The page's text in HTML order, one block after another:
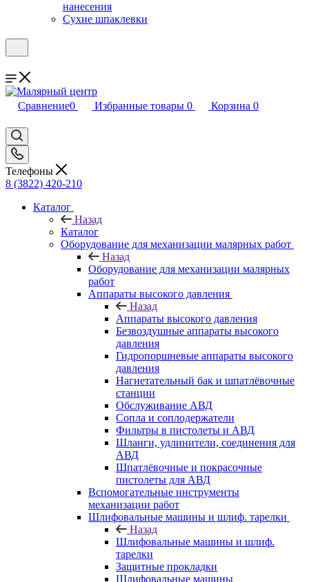
нанесения
Сухие шпаклевки
Сравнение0 Избранные товары 0 Корзина 0
Телефоны
8 (3822) 420-210
Каталог
Назад
Каталог
Оборудование для механизации малярных работ
Назад
Оборудование для механизации малярных
работ
Аппараты высокого давления
Назад
Аппараты высокого давления
Безвоздушные аппараты высокого
давления
Гидропоршневые аппараты высокого
давления
Нагнетательный бак и шпатлёвочные
станции
Обслуживание АВД
Сопла и соплодержатели
Фильтры в пистолеты и АВД
Шланги, удлинители, соединения для
АВД
Шпатлёвочные и покрасочные
пистолеты для АВД
Вспомогательные инструменты
механизации работ
Шлифовальные машины и шлиф. тарелки
Назад
Шлифовальные машины и шлиф.
тарелки
Защитные прокладки
Шлифовальные машины